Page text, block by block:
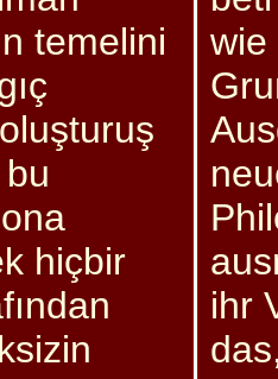
temelini
hiçbir
ihr